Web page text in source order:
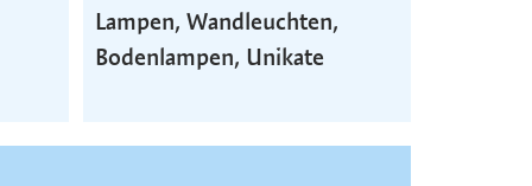
Lampen, Wand­leuchten,
Boden­lampen, Unikate